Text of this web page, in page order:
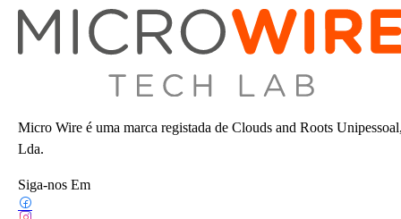
Micro Wire é uma marca registada de Clouds and Roots
Lda.
Siga-nos Em